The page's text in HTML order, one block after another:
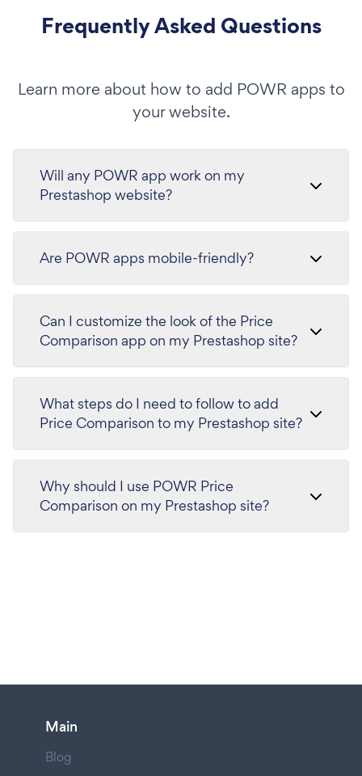
Frequently Asked Questions
Learn more about how to add POWR apps to
your website.
Will any POWR app work on my
Prestashop website?
Are POWR apps mobile-friendly?
Can I customize the look of the Price
Comparison app on my Prestashop site?
What steps do I need to follow to add
Price Comparison to my Prestashop site?
Why should I use POWR Price
Comparison on my Prestashop site?
Main
Blog